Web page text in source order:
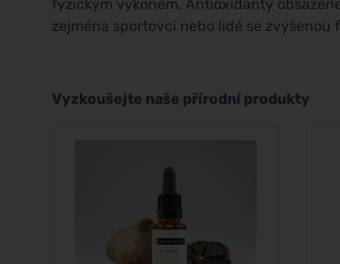
fyzickým výkonem. Antioxidanty
zejména sportovci nebo lidé se zvýšenou
Vyzkoušejte naše přírodní produkty